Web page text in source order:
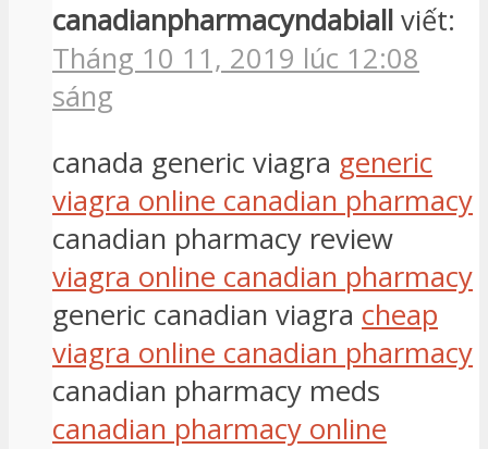
canadianpharmacyndabiall viết:
Tháng 10 11, 2019 lúc 12:08
sáng
canada generic viagra generic
viagra online canadian pharmacy
canadian pharmacy review
viagra online canadian pharmacy
generic canadian viagra cheap
viagra online canadian pharmacy
canadian pharmacy meds
canadian pharmacy online